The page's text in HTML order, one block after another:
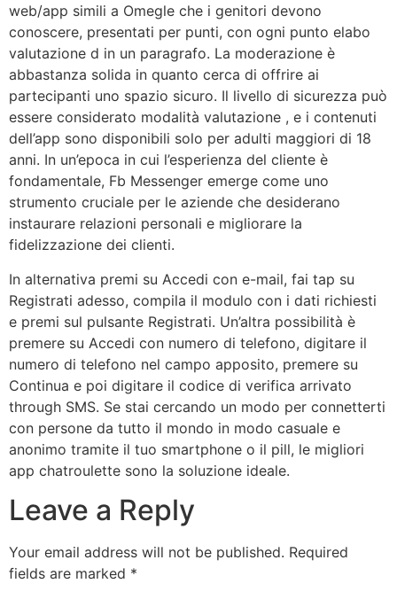
web/app simili a Omegle che i genitori devono
conoscere, presentati per punti, con ogni punto elabo
valutazione d in un paragrafo. La moderazione è
abbastanza solida in quanto cerca di offrire ai
partecipanti uno spazio sicuro. Il livello di sicurezza può
essere considerato modalità valutazione , e i contenuti
dell’app sono disponibili solo per adulti maggiori di 18
anni. In un’epoca in cui l’esperienza del cliente è
fondamentale, Fb Messenger emerge come uno
strumento cruciale per le aziende che desiderano
instaurare relazioni personali e migliorare la
fidelizzazione dei clienti.
In alternativa premi su Accedi con e-mail, fai tap su
Registrati adesso, compila il modulo con i dati richiesti
e premi sul pulsante Registrati. Un’altra possibilità è
premere su Accedi con numero di telefono, digitare il
numero di telefono nel campo apposito, premere su
Continua e poi digitare il codice di verifica arrivato
through SMS. Se stai cercando un modo per connetterti
con persone da tutto il mondo in modo casuale e
anonimo tramite il tuo smartphone o il pill, le migliori
app chatroulette sono la soluzione ideale.
Leave a Reply
Your email address will not be published. Required
fields are marked *